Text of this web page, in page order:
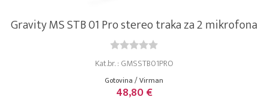
Gravity MS STB 01 Pro stereo traka za 2 mikrofona
Kat.br. : GMSSTB01PRO
Gotovina / Virman
48,80 €